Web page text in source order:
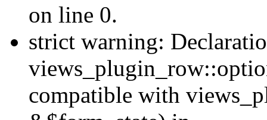
on line 0.
strict warning:
compatible with